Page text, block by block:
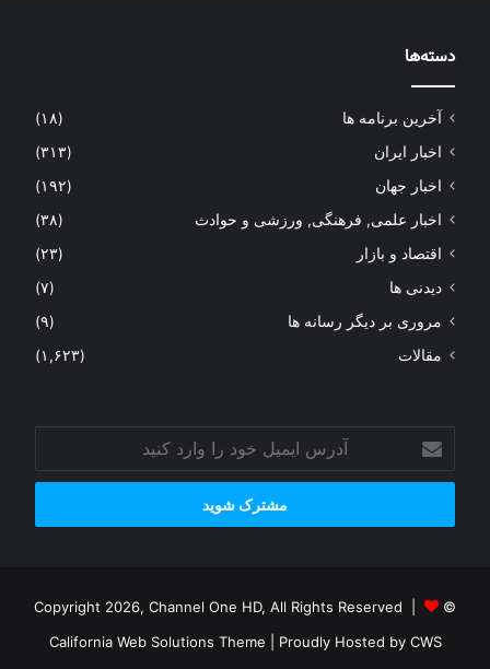
دسته‌ها
آخرین برنامه ها
(۱۸)
اخبار ایران
(۳۱۳)
اخبار جهان
(۱۹۲)
اخبار علمی, فرهنگی, ورزشی و حوادث
(۳۸)
اقتصاد و بازار
(۲۳)
دیدنی ها
(۷)
مروری بر دیگر رسانه ها
(۹)
مقالات
(۱,۶۲۳)
ایمیل
خود
وارد
© Copyright 2026, Channel One HD, All Rights Reserved |
California Web Solutions Theme | Proudly Hosted by CWS